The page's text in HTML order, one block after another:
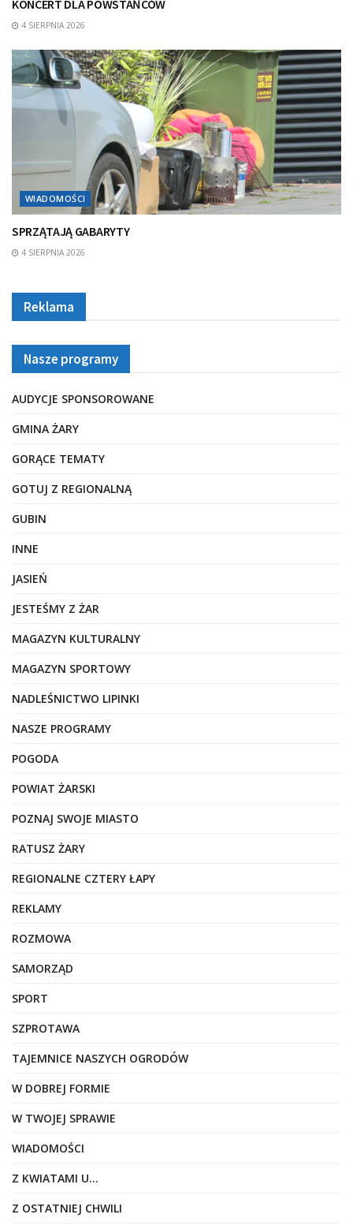
KONCERT DLA POWSTAŃCÓW
4 SIERPNIA 2026
WIADOMOŚCI
SPRZĄTAJĄ GABARYTY
4 SIERPNIA 2026
Reklama
Nasze programy
AUDYCJE SPONSOROWANE
GMINA ŻARY
GORĄCE TEMATY
GOTUJ Z REGIONALNĄ
GUBIN
INNE
JASIEŃ
JESTEŚMY Z ŻAR
MAGAZYN KULTURALNY
MAGAZYN SPORTOWY
NADLEŚNICTWO LIPINKI
NASZE PROGRAMY
POGODA
POWIAT ŻARSKI
POZNAJ SWOJE MIASTO
RATUSZ ŻARY
REGIONALNE CZTERY ŁAPY
REKLAMY
ROZMOWA
SAMORZĄD
SPORT
SZPROTAWA
TAJEMNICE NASZYCH OGRODÓW
W DOBREJ FORMIE
W TWOJEJ SPRAWIE
WIADOMOŚCI
Z KWIATAMI U…
Z OSTATNIEJ CHWILI